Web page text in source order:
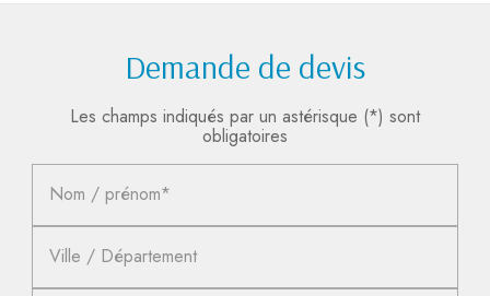
Demande de devis
Les champs indiqués par un astérisque (*) sont
obligatoires
Nom / prénom*
Ville / Département